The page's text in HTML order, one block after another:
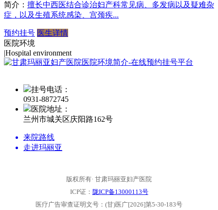
简介： 擅长中西医结合诊治妇产科常见病、多发病以及疑难杂
症，以及生殖系统感染、宫颈疾...
预约挂号 医生详情
医院环境
|Hospital environment
挂号电话：
0931-8872745
医院地址：
兰州市城关区庆阳路162号
来院路线
走进玛丽亚
版权所有· 甘肃玛丽亚妇产医院
ICP证： 陇ICP备13000113号
医疗广告审查证明文号：(甘)医广[2026]第5-30-183号